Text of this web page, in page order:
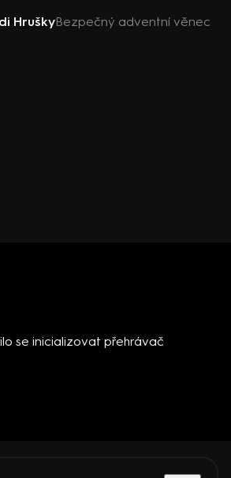
HruškyBezpečný adventní věnec
se inicializovat přehrávač